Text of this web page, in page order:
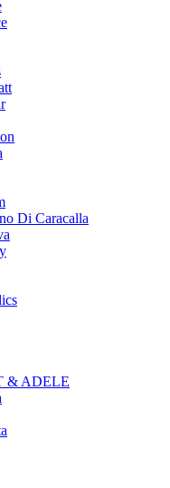
Di Caracalla
& ADELE